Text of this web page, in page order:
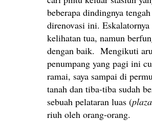
beberapa dindingnya tengah
direnovasi ini. Eskalatornya
kelihatan tua, namun
dengan baik. Mengikuti
penumpang yang pagi ini
ramai, saya sampai di
tanah dan tiba-tiba sudah
sebuah pelataran luas (plaza
riuh oleh orang-orang.